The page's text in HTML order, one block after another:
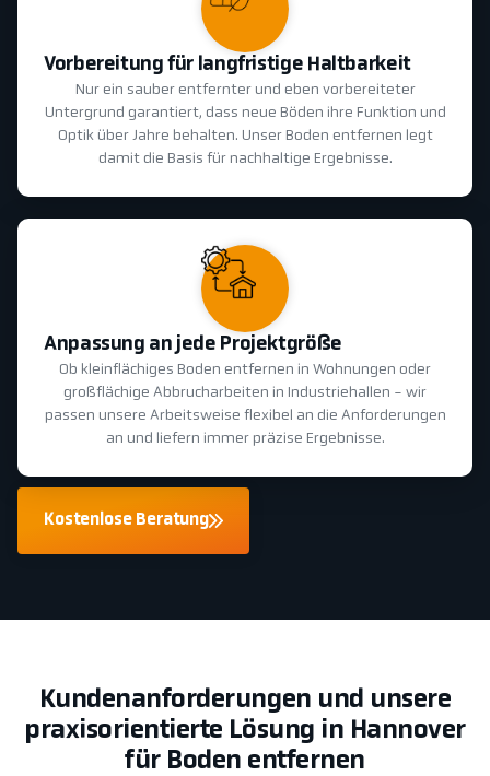
Vorbereitung für langfristige Haltbarkeit
Nur ein sauber entfernter und eben vorbereiteter
Untergrund garantiert, dass neue Böden ihre Funktion und
Optik über Jahre behalten. Unser Boden entfernen legt
damit die Basis für nachhaltige Ergebnisse.
Anpassung an jede Projektgröße
Ob kleinflächiges Boden entfernen in Wohnungen oder
großflächige Abbrucharbeiten in Industriehallen - wir
passen unsere Arbeitsweise flexibel an die Anforderungen
an und liefern immer präzise Ergebnisse.
Kostenlose Beratung
Kundenanforderungen und unsere
praxisorientierte Lösung in Hannover
für Boden entfernen